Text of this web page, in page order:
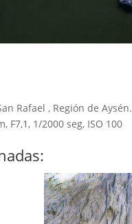
Rafael , Región de Aysén.
F7,1, 1/2000 seg, ISO 100